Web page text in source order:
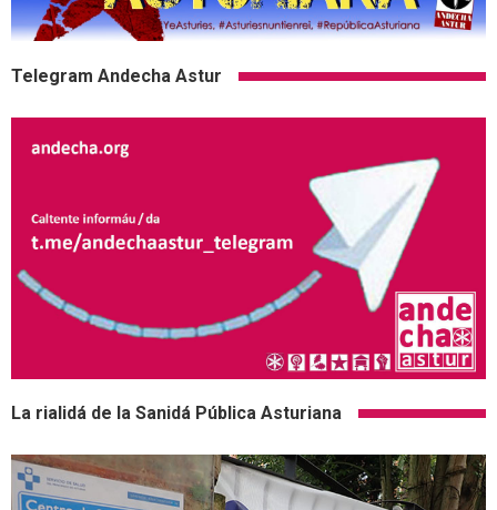
Telegram Andecha Astur
La rialidá de la Sanidá Pública Asturiana